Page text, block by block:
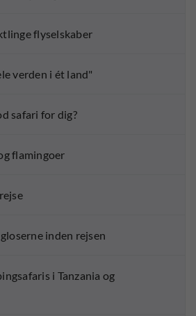
flyselskaber
verden i ét land"
safari for dig?
flamingoer
inden rejsen
i Tanzania og